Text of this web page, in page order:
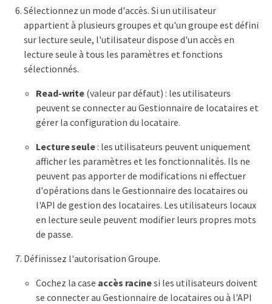
Sélectionnez un mode d'accès. Si un utilisateur
appartient à plusieurs groupes et qu'un groupe est défini
sur lecture seule, l'utilisateur dispose d'un accès en
lecture seule à tous les paramètres et fonctions
sélectionnés.
Read-write (valeur par défaut) : les utilisateurs
peuvent se connecter au Gestionnaire de locataires et
gérer la configuration du locataire.
Lecture seule: les utilisateurs peuvent uniquement
afficher les paramètres et les fonctionnalités. Ils ne
peuvent pas apporter de modifications ni effectuer
d'opérations dans le Gestionnaire des locataires ou
l'API de gestion des locataires. Les utilisateurs locaux
en lecture seule peuvent modifier leurs propres mots
de passe.
Définissez l'autorisation Groupe.
Cochez la case accès racinesi les utilisateurs doivent
se connecter au Gestionnaire de locataires ou à l'API